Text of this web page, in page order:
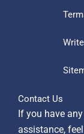
Contact Us
If you have
assistance,